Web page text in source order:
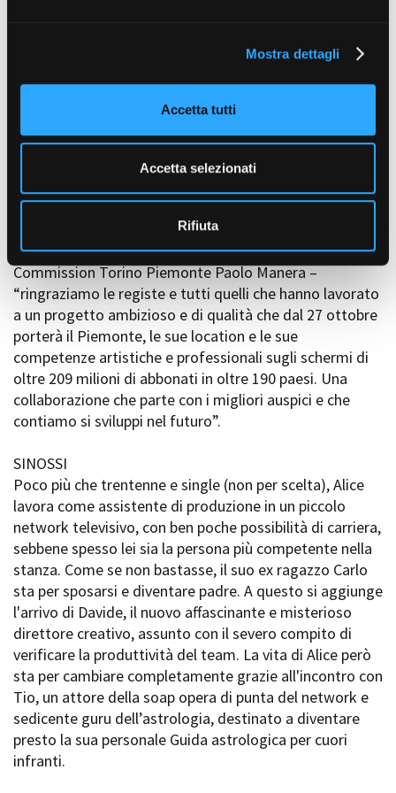
Mostra dettagli
Accetta tutti
Accetta selezionati
Rifiuta
Tv Fund che mettendo in vetrina il capoluogo
piemontese promuovono l’immagine dell’antica
capitale, mettendo in moto anche un circuito virtuoso
importante come stimolo ulteriore per il rilancio
turistico attualmente in corso.
Inoltre “è stata una grande soddisfazione collaborare
nuovamente con Italian International Film, e per la
prima volta con il più grande e noto servizio di
streaming del mondo” – aggiunge il Direttore di Film
Commission Torino Piemonte Paolo Manera –
“ringraziamo le registe e tutti quelli che hanno lavorato
a un progetto ambizioso e di qualità che dal 27 ottobre
porterà il Piemonte, le sue location e le sue
competenze artistiche e professionali sugli schermi di
oltre 209 milioni di abbonati in oltre 190 paesi. Una
collaborazione che parte con i migliori auspici e che
contiamo si sviluppi nel futuro”.
SINOSSI
Poco più che trentenne e single (non per scelta), Alice
lavora come assistente di produzione in un piccolo
network televisivo, con ben poche possibilità di carriera,
sebbene spesso lei sia la persona più competente nella
stanza. Come se non bastasse, il suo ex ragazzo Carlo
sta per sposarsi e diventare padre. A questo si aggiunge
l'arrivo di Davide, il nuovo affascinante e misterioso
direttore creativo, assunto con il severo compito di
verificare la produttività del team. La vita di Alice però
sta per cambiare completamente grazie all'incontro con
Tio, un attore della soap opera di punta del network e
sedicente guru dell’astrologia, destinato a diventare
presto la sua personale Guida astrologica per cuori
infranti.